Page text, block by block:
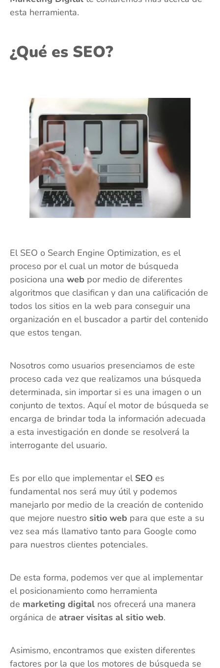
esta herramienta.
¿Qué es SEO?
El SEO o Search Engine Optimization, es el
proceso por el cual un motor de búsqueda
posiciona una web por medio de diferentes
algoritmos que clasifican y dan una calificación de
todos los sitios en la web para conseguir una
organización en el buscador a partir del contenido
que estos tengan.
Nosotros como usuarios presenciamos de este
proceso cada vez que realizamos una búsqueda
determinada, sin importar si es una imagen o un
conjunto de textos. Aquí el motor de búsqueda se
encarga de brindar toda la información adecuada
a esta investigación en donde se resolverá la
interrogante del usuario.
Es por ello que implementar el SEO es
fundamental nos será muy útil y podemos
manejarlo por medio de la creación de contenido
que mejore nuestro sitio web para que este a su
vez sea más llamativo tanto para Google como
para nuestros clientes potenciales.
De esta forma, podemos ver que al implementar
el posicionamiento como herramienta
de marketing digital nos ofrecerá una manera
orgánica de atraer visitas al sitio web.
Asimismo, encontramos que existen diferentes
factores por la que los motores de búsqueda se